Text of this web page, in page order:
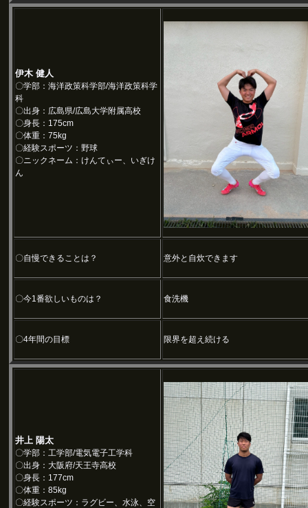
伊木 健人
〇学部：海洋政策科学部/海洋政策科学
科
〇出身：広島県/広島大学附属高校
〇身長：175cm
〇体重：75kg
〇経験スポーツ：野球
〇ニックネーム：けんてぃー、いぎけ
ん
〇自慢できることは？ 意外と自炊できます
〇今1番欲しいものは？ 食洗機
〇4年間の目標 限界を超え続ける
井上 陽太
〇学部：工学部/電気電子工学科
〇出身：大阪府/天王寺高校
〇身長：177cm
〇体重：85kg
〇経験スポーツ：ラグビー、水泳、空